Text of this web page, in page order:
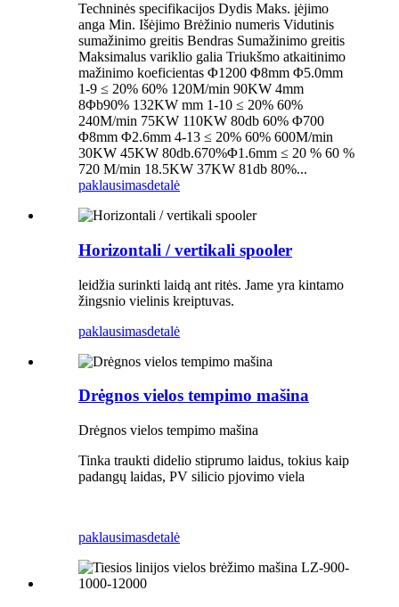
Techninės specifikacijos Dydis Maks. įėjimo
anga Min. Išėjimo Brėžinio numeris Vidutinis
sumažinimo greitis Bendras Sumažinimo greitis
Maksimalus variklio galia Triukšmo atkaitinimo
mažinimo koeficientas Φ1200 Φ8mm Φ5.0mm
1-9 ≤ 20% 60% 120M/min 90KW 4mm
8Φb90% 132KW mm 1-10 ≤ 20% 60%
240M/min 75KW 110KW 80db 60% Φ700
Φ8mm Φ2.6mm 4-13 ≤ 20% 60% 600M/min
30KW 45KW 80db.670%Φ1.6mm ≤ 20 % 60 %
720 M/min 18.5KW 37KW 81db 80%...
paklausimasdetalė
Horizontali / vertikali spooler
leidžia surinkti laidą ant ritės. Jame yra kintamo
žingsnio vielinis kreiptuvas.
paklausimasdetalė
Drėgnos vielos tempimo mašina
Drėgnos vielos tempimo mašina
Tinka traukti didelio stiprumo laidus, tokius kaip
padangų laidas, PV silicio pjovimo viela
paklausimasdetalė